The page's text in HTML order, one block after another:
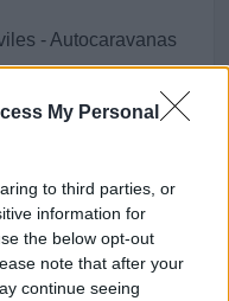
My Personal
to third parties, or
information for
the below opt-out
note that after your
continue seeing
- Autocaravanas
ferrovías, puertos